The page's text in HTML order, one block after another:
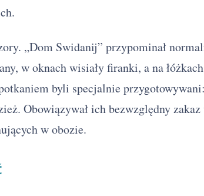
„Dom Swidanij” przypominał
w oknach wisiały firanki, a na
byli specjalnie
Obowiązywał ich bezwzględny
w obozie.
i szczegółowe
świata - system łagrowy w ZSRR
Innego świata
w łagrze